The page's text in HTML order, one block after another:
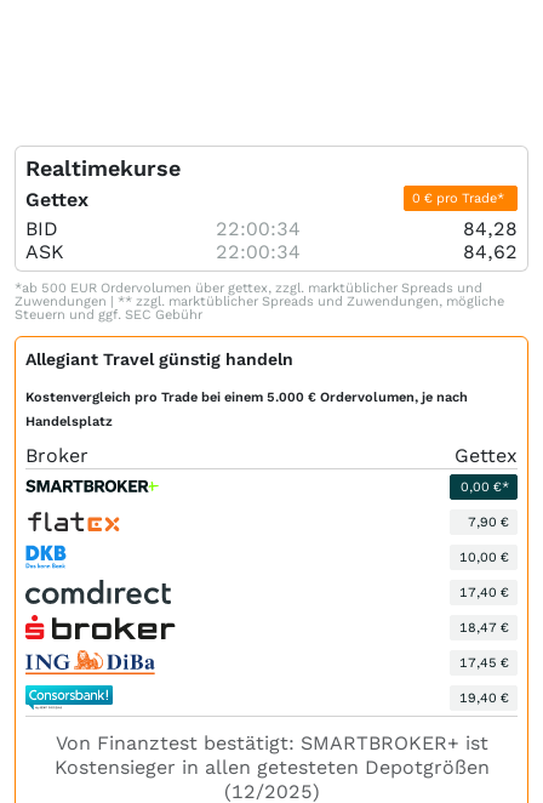
Realtimekurse
Gettex 0 € pro Trade*
BID 22:00:34
84,28
ASK
22:00:34 84,62
*ab 500 EUR Ordervolumen über gettex, zzgl. marktüblicher Spreads und
Zuwendungen | ** zzgl. marktüblicher Spreads und Zuwendungen, mögliche
Steuern und ggf. SEC Gebühr
Allegiant Travel günstig handeln
Kostenvergleich pro Trade bei einem 5.000 € Ordervolumen, je nach
Handelsplatz
Broker Gettex
0,00 €*
7,90 €
10,00 €
17,40 €
18,47 €
17,45 €
19,40 €
Von Finanztest bestätigt: SMARTBROKER+ ist
Kostensieger in allen getesteten Depotgrößen
(12/2025)